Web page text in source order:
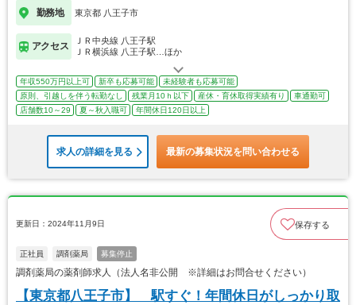
勤務地 東京都 八王子市
アクセス
ＪＲ中央線 八王子駅
ＪＲ横浜線 八王子駅…ほか
年収550万円以上可 新卒も応募可能
未経験者も応募可能
原則、引越しを伴う転勤なし
残業月10ｈ以下 産休・育休取得実績有り
車通勤可
店舗数10～29
夏～秋入職可 年間休日120日以上
求人の詳細を見る 最新の募集状況を問い合わせる
更新日：2024年11月9日 保存する
正社員 調剤薬局 募集停止
調剤薬局の薬剤師求人（法人名非公開 ※詳細はお問合せください）
【東京都八王子市】 駅すぐ！年間休日がしっかり取